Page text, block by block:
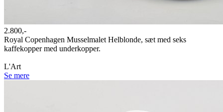
2.800,-
Royal Copenhagen Musselmalet Helblonde, sæt med seks
kaffekopper med underkopper.
L'Art
Se mere